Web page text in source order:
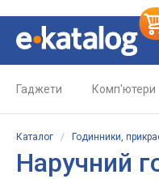
Гаджети Комп'ютери
Каталог / Годинники,
Наручний